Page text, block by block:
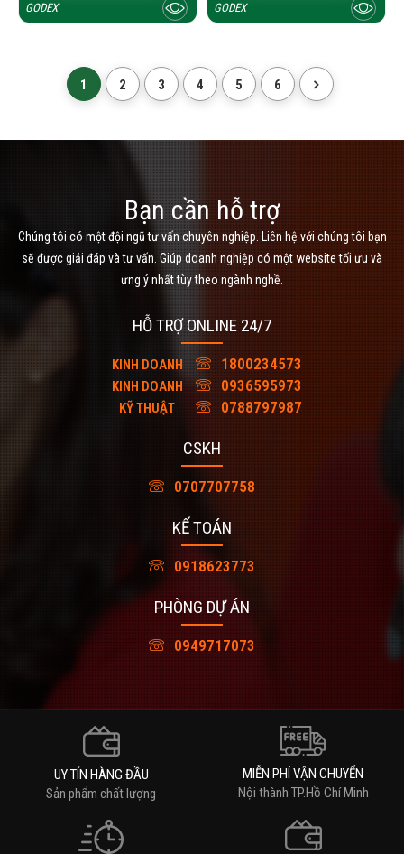
GODEX GODEX
1 2 3 4 5 6
Bạn cần hỗ trợ
Chúng tôi có một đội ngũ tư vấn chuyên nghiệp. Liên hệ với chúng tôi bạn
sẽ được giải đáp và tư vấn. Giúp doanh nghiệp có một website tối ưu và
ưng ý nhất tùy theo ngành nghề.
HỖ TRỢ ONLINE 24/7
KINH DOANH 1800234573
KINH DOANH 0936595973
KỸ THUẬT 0788797987
CSKH
0707707758
KẾ TOÁN
0918623773
PHÒNG DỰ ÁN
0949717073
UY TÍN HÀNG ĐẦU
Sản phẩm chất lượng
MIỄN PHÍ VẬN CHUYỂN
Nội thành TP.Hồ Chí Minh